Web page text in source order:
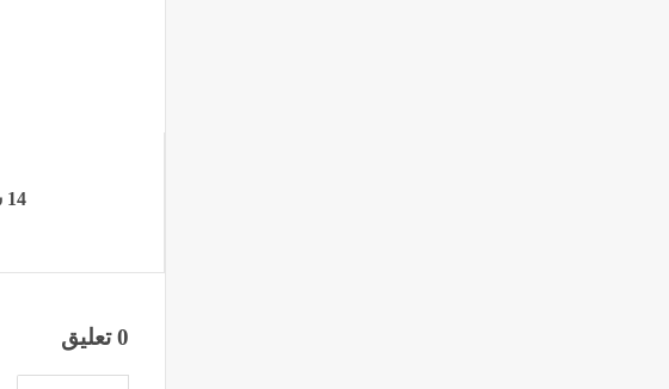
14 شركة تتصدر تداولات سوق الشركات الصغيرة والمتوسطة بالبورصة المصرية خلال الأسبوع
0 تعليق